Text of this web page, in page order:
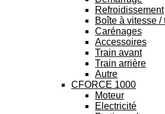
Refroidissement
Boîte à vitesse /
Carénages
Accessoires
Train avant
Train arrière
Autre
CFORCE 1000
Moteur
Electricité